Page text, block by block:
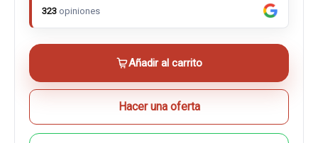
323 opiniones
Añadir al carrito
Hacer una oferta